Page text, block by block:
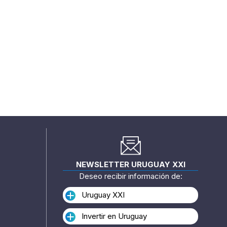
NEWSLETTER URUGUAY XXI
Deseo recibir información de:
Uruguay XXI
Invertir en Uruguay